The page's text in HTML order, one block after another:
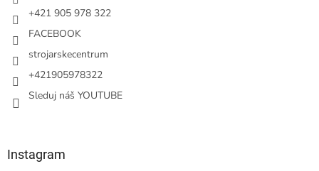
+421 905 978 322
FACEBOOK
strojarskecentrum
+421905978322
Sleduj náš YOUTUBE
Instagram